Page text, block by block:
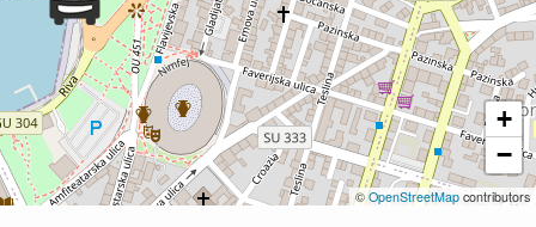
+
−
©OpenStreetMap contributors